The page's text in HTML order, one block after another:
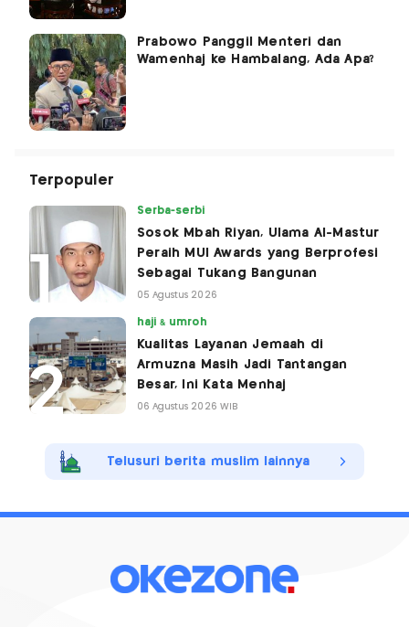
Prabowo Panggil Menteri dan
Wamenhaj ke Hambalang, Ada Apa?
Terpopuler
Serba-serbi
Sosok Mbah Riyan, Ulama Al-Mastur
Peraih MUI Awards yang Berprofesi
Sebagai Tukang Bangunan
05 Agustus 2026
haji & umroh
Kualitas Layanan Jemaah di
Armuzna Masih Jadi Tantangan
Besar, Ini Kata Menhaj
06 Agustus 2026 WIB
Telusuri berita muslim lainnya